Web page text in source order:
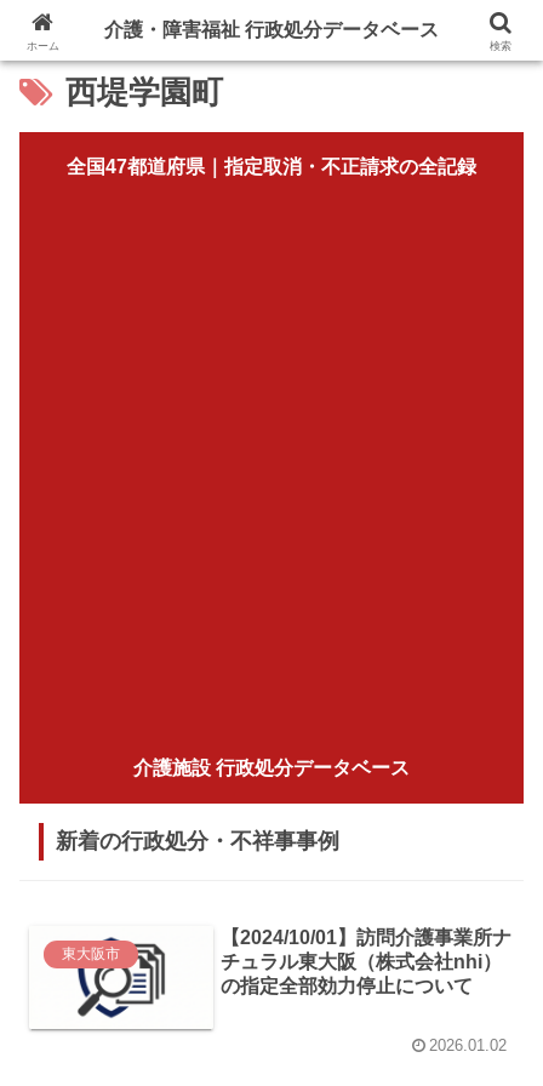
西堤学園町
全国47都道府県｜指定取消・不正請求の全記録
介護施設 行政処分データベース
新着の行政処分・不祥事事例
東大阪市
【2024/10/01】訪問介護事業所ナ
チュラル東大阪（株式会社nhi）
の指定全部効力停止について
2026.01.02
ホーム
介護・障害福祉 行政処分データベース
検索